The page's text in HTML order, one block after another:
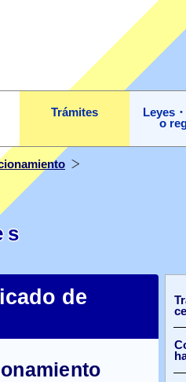
Trámites
Leyes
o
de